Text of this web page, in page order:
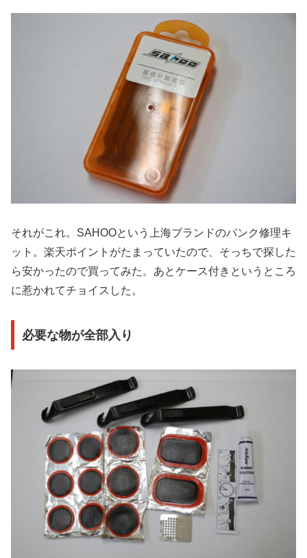
それがこれ。SAHOOという上海ブランドのパンク修理キ
ット。楽天ポイントがたまっていたので、そっちで探した
ら安かったので買ってみた。あとケース付きというところ
に惹かれてチョイスした。
必要な物が全部入り